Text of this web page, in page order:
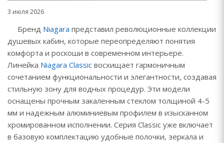
3 июля 2026
Бренд Niagara представил революционные коллекции
душевых кабин, которые переопределяют понятия
комфорта и роскоши в современном интерьере.
Линейка Niagara Classic восхищает гармоничным
сочетанием функциональности и элегантности, создавая
стильную зону для водных процедур. Эти модели
оснащены прочным закаленным стеклом толщиной 4-5
мм и надежным алюминиевым профилем в изысканном
хромированном исполнении. Серия Classic уже включает
в базовую комплектацию удобные полочки, зеркала и